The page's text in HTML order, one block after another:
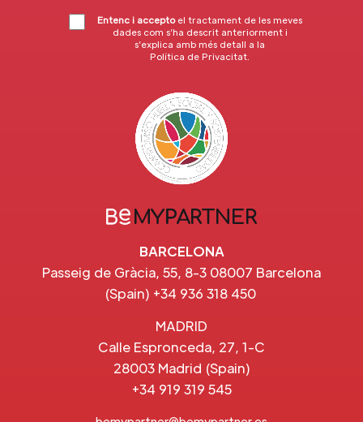
Entenc i accepto el tractament de les meves
dades com s’ha descrit anteriorment i
s’explica amb més detall a la
Política de Privacitat
BARCELONA
Passeig de Gràcia, 55, 8-3 08007 Barcelona
(Spain) +34 936 318 450
MADRID
Calle Espronceda, 27, 1-C
28003 Madrid (Spain)
+34 919 319 545